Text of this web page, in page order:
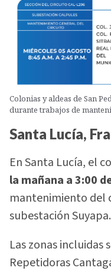
Colonias y aldeas de San
durante trabajos de
Santa Lucía,
En Santa Lucía, el
la mañana a 3:00
mantenimiento del
subestación Suyapa.
Las zonas incluidas
Repetidoras